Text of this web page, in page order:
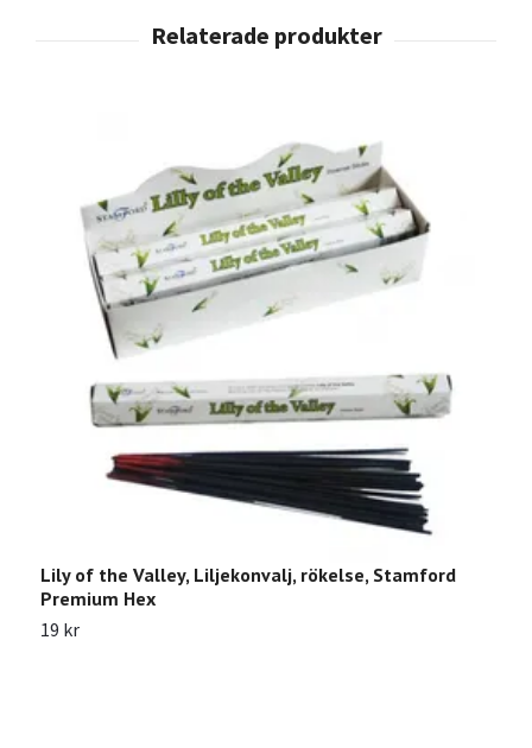
Lily of the Valley, Liljekonvalj, rökelse, Stamford
Premium Hex
19 kr